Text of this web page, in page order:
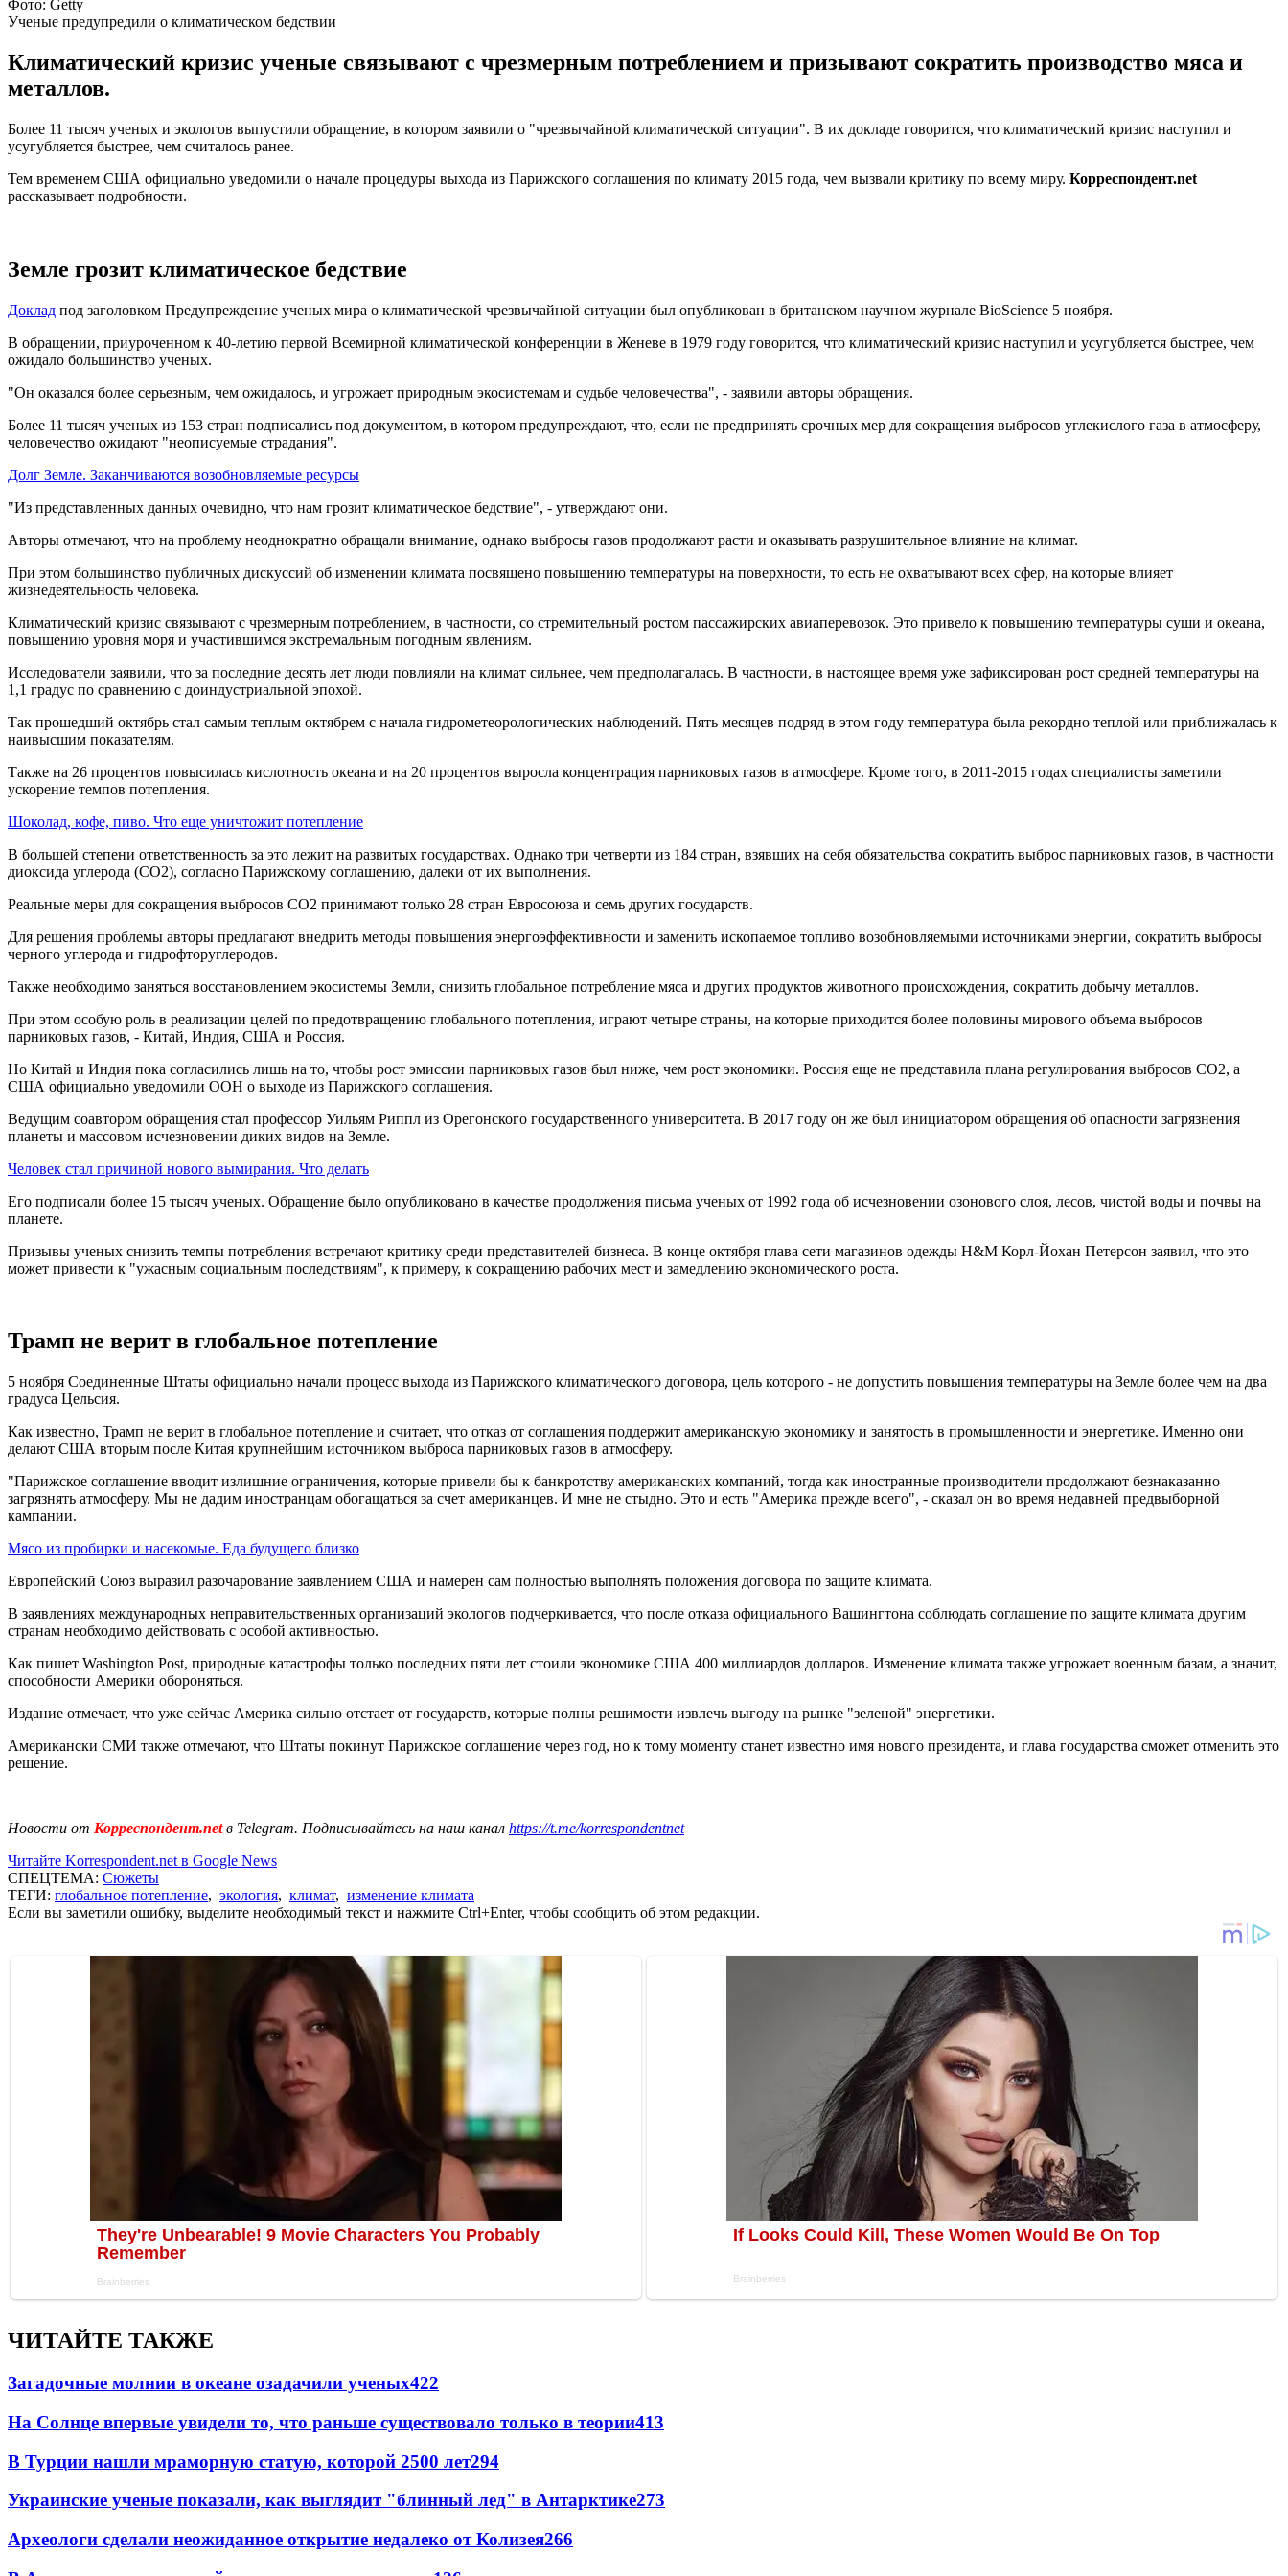
Фото: Getty
Ученые предупредили о климатическом бедствии
Климатический кризис ученые связывают с чрезмерным потреблением и призывают сократить производство мяса и
металлов.
Более 11 тысяч ученых и экологов выпустили обращение, в котором заявили о "чрезвычайной климатической ситуации". В их докладе говорится, что климатический кризис наступил и
усугубляется быстрее, чем считалось ранее.
Тем временем США официально уведомили о начале процедуры выхода из Парижского соглашения по климату 2015 года, чем вызвали критику по всему миру. Корреспондент.net
рассказывает подробности.
Земле грозит климатическое бедствие
Доклад под заголовком Предупреждение ученых мира о климатической чрезвычайной ситуации был опубликован в британском научном журнале BioScience 5 ноября.
В обращении, приуроченном к 40-летию первой Всемирной климатической конференции в Женеве в 1979 году говорится, что климатический кризис наступил и усугубляется быстрее, чем
ожидало большинство ученых.
"Он оказался более серьезным, чем ожидалось, и угрожает природным экосистемам и судьбе человечества", - заявили авторы обращения.
Более 11 тысяч ученых из 153 стран подписались под документом, в котором предупреждают, что, если не предпринять срочных мер для сокращения выбросов углекислого газа в атмосферу,
человечество ожидают "неописуемые страдания".
Долг Земле. Заканчиваются возобновляемые ресурсы
"Из представленных данных очевидно, что нам грозит климатическое бедствие", - утверждают они.
Авторы отмечают, что на проблему неоднократно обращали внимание, однако выбросы газов продолжают расти и оказывать разрушительное влияние на климат.
При этом большинство публичных дискуссий об изменении климата посвящено повышению температуры на поверхности, то есть не охватывают всех сфер, на которые влияет
жизнедеятельность человека.
Климатический кризис связывают с чрезмерным потреблением, в частности, со стремительный ростом пассажирских авиаперевозок. Это привело к повышению температуры суши и океана,
повышению уровня моря и участившимся экстремальным погодным явлениям.
Исследователи заявили, что за последние десять лет люди повлияли на климат сильнее, чем предполагалась. В частности, в настоящее время уже зафиксирован рост средней температуры на
1,1 градус по сравнению с доиндустриальной эпохой.
Так прошедший октябрь стал самым теплым октябрем с начала гидрометеорологических наблюдений. Пять месяцев подряд в этом году температура была рекордно теплой или приближалась к
наивысшим показателям.
Также на 26 процентов повысилась кислотность океана и на 20 процентов выросла концентрация парниковых газов в атмосфере. Кроме того, в 2011-2015 годах специалисты заметили
ускорение темпов потепления.
Шоколад, кофе, пиво. Что еще уничтожит потепление
В большей степени ответственность за это лежит на развитых государствах. Однако три четверти из 184 стран, взявших на себя обязательства сократить выброс парниковых газов, в частности
диоксида углерода (CO2), согласно Парижскому соглашению, далеки от их выполнения.
Реальные меры для сокращения выбросов CO2 принимают только 28 стран Евросоюза и семь других государств.
Для решения проблемы авторы предлагают внедрить методы повышения энергоэффективности и заменить ископаемое топливо возобновляемыми источниками энергии, сократить выбросы
черного углерода и гидрофторуглеродов.
Также необходимо заняться восстановлением экосистемы Земли, снизить глобальное потребление мяса и других продуктов животного происхождения, сократить добычу металлов.
При этом особую роль в реализации целей по предотвращению глобального потепления, играют четыре страны, на которые приходится более половины мирового объема выбросов
парниковых газов, - Китай, Индия, США и Россия.
Но Китай и Индия пока согласились лишь на то, чтобы рост эмиссии парниковых газов был ниже, чем рост экономики. Россия еще не представила плана регулирования выбросов СО2, а
США официально уведомили ООН о выходе из Парижского соглашения.
Ведущим соавтором обращения стал профессор Уильям Риппл из Орегонского государственного университета. В 2017 году он же был инициатором обращения об опасности загрязнения
планеты и массовом исчезновении диких видов на Земле.
Человек стал причиной нового вымирания. Что делать
Его подписали более 15 тысяч ученых. Обращение было опубликовано в качестве продолжения письма ученых от 1992 года об исчезновении озонового слоя, лесов, чистой воды и почвы на
планете.
Призывы ученых снизить темпы потребления встречают критику среди представителей бизнеса. В конце октября глава сети магазинов одежды H&M Корл-Йохан Петерсон заявил, что это
может привести к "ужасным социальным последствиям", к примеру, к сокращению рабочих мест и замедлению экономического роста.
Трамп не верит в глобальное потепление
5 ноября Соединенные Штаты официально начали процесс выхода из Парижского климатического договора, цель которого - не допустить повышения температуры на Земле более чем на два
градуса Цельсия.
Как известно, Трамп не верит в глобальное потепление и считает, что отказ от соглашения поддержит американскую экономику и занятость в промышленности и энергетике. Именно они
делают США вторым после Китая крупнейшим источником выброса парниковых газов в атмосферу.
"Парижское соглашение вводит излишние ограничения, которые привели бы к банкротству американских компаний, тогда как иностранные производители продолжают безнаказанно
загрязнять атмосферу. Мы не дадим иностранцам обогащаться за счет американцев. И мне не стыдно. Это и есть "Америка прежде всего", - сказал он во время недавней предвыборной
кампании.
Мясо из пробирки и насекомые. Еда будущего близко
Европейский Союз выразил разочарование заявлением США и намерен сам полностью выполнять положения договора по защите климата.
В заявлениях международных неправительственных организаций экологов подчеркивается, что после отказа официального Вашингтона соблюдать соглашение по защите климата другим
странам необходимо действовать с особой активностью.
Как пишет Washington Post, природные катастрофы только последних пяти лет стоили экономике США 400 миллиардов долларов. Изменение климата также угрожает военным базам, а значит,
способности Америки обороняться.
Издание отмечает, что уже сейчас Америка сильно отстает от государств, которые полны решимости извлечь выгоду на рынке "зеленой" энергетики.
Американски СМИ также отмечают, что Штаты покинут Парижское соглашение через год, но к тому моменту станет известно имя нового президента, и глава государства сможет отменить это
решение.
Новости от Корреспондент.netв Telegram. Подписывайтесь на наш канал https://t.me/korrespondentnet
Читайте Korrespondent.net в Google News
СПЕЦТЕМА: Сюжеты
ТЕГИ: глобальное потепление, экология, климат, изменение климата
Если вы заметили ошибку, выделите необходимый текст и нажмите Ctrl+Enter, чтобы сообщить об этом редакции.
ЧИТАЙТЕ ТАКЖЕ
Загадочные молнии в океане озадачили ученых422
На Солнце впервые увидели то, что раньше существовало только в теории413
В Турции нашли мраморную статую, которой 2500 лет294
Украинские ученые показали, как выглядит "блинный лед" в Антарктике273
Археологи сделали неожиданное открытие недалеко от Колизея266